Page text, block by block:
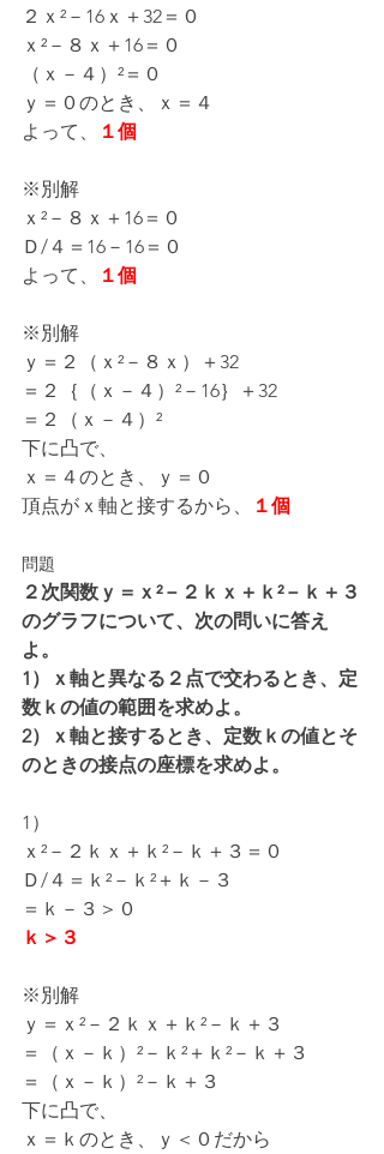
２ｘ²－16ｘ＋32＝０
ｘ²－８ｘ＋16＝０
（ｘ－４）²＝０
ｙ＝０のとき、ｘ＝４
よって、
１個
※別解
ｘ²－８ｘ＋16＝０
Ｄ/４＝16－16＝０
よって、
１個
※別解
ｙ＝２（ｘ²－８ｘ）＋32
＝２｛（ｘ－４）²－16｝＋32
＝２（ｘ－４）²
下に凸で、
ｘ＝４のとき、ｙ＝０
頂点がｘ軸と接するから、
１個
問題
２次関数ｙ＝ｘ²－２ｋｘ＋ｋ²－ｋ＋３
のグラフについて、次の問いに答え
よ。
1）ｘ軸と異なる２点で交わるとき、定
数ｋの値の範囲を求めよ。
2）ｘ軸と接するとき、定数ｋの値とそ
のときの接点の座標を求めよ。
1）
ｘ²－２ｋｘ＋ｋ²－ｋ＋３＝０
Ｄ/４＝ｋ²－ｋ²＋ｋ－３
＝ｋ－３＞０
ｋ＞３
※別解
ｙ＝ｘ²－２ｋｘ＋ｋ²－ｋ＋３
＝（ｘ－ｋ）²－ｋ²＋ｋ²－ｋ＋３
＝（ｘ－ｋ）²－ｋ＋３
下に凸で、
ｘ＝ｋのとき、ｙ＜０だから